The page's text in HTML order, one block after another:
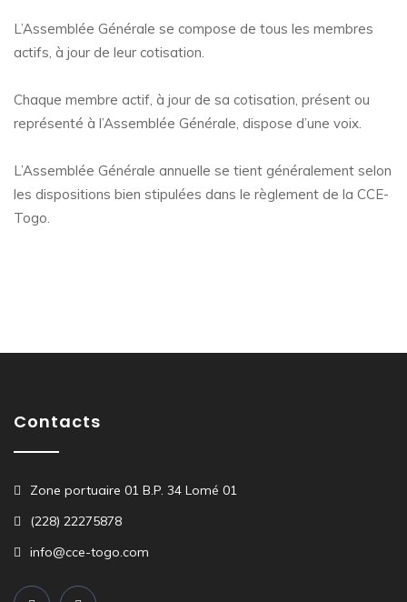
L’Assemblée Générale se compose de tous les membres
actifs, à jour de leur cotisation.
Chaque membre actif, à jour de sa cotisation, présent ou
représenté à l’Assemblée Générale, dispose d’une voix.
L’Assemblée Générale annuelle se tient généralement selon
les dispositions bien stipulées dans le règlement de la CCE-
Togo.
Contacts
Zone portuaire 01 B.P. 34 Lomé 01
(228) 22275878
info@cce-togo.com